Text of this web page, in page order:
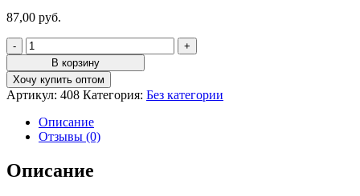
87,00 руб.
Количество
товара
Какао
"Белый
мишка"
гранул
150г*12
В корзину
Хочу купить оптом
Артикул: 408 Категория: Без категории
Описание
Отзывы (0)
Описание